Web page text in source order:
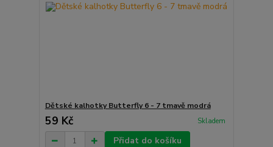
Dětské kalhotky Butterfly 6 - 7 tmavě modrá
59 Kč Skladem
Přidat do košíku